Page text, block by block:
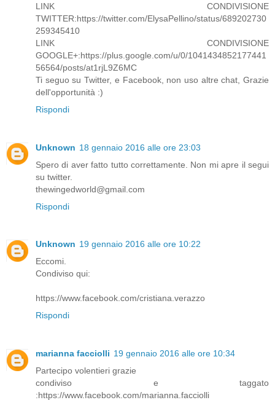
LINK CONDIVISIONE
TWITTER:https://twitter.com/ElysaPellino/status/689202730
259345410
LINK CONDIVISIONE
GOOGLE+:https://plus.google.com/u/0/1041434852177441
56564/posts/at1rjL9Z6MC
Ti seguo su Twitter, e Facebook, non uso altre chat, Grazie
dell'opportunità :)
Rispondi
Unknown 18 gennaio 2016 alle ore 23:03
Spero di aver fatto tutto correttamente. Non mi apre il segui
su twitter.
thewingedworld@gmail.com
Rispondi
Unknown 19 gennaio 2016 alle ore 10:22
Eccomi.
Condiviso qui:
https://www.facebook.com/cristiana.verazzo
Rispondi
marianna facciolli 19 gennaio 2016 alle ore 10:34
Partecipo volentieri grazie
condiviso e taggato
:https://www.facebook.com/marianna.facciolli